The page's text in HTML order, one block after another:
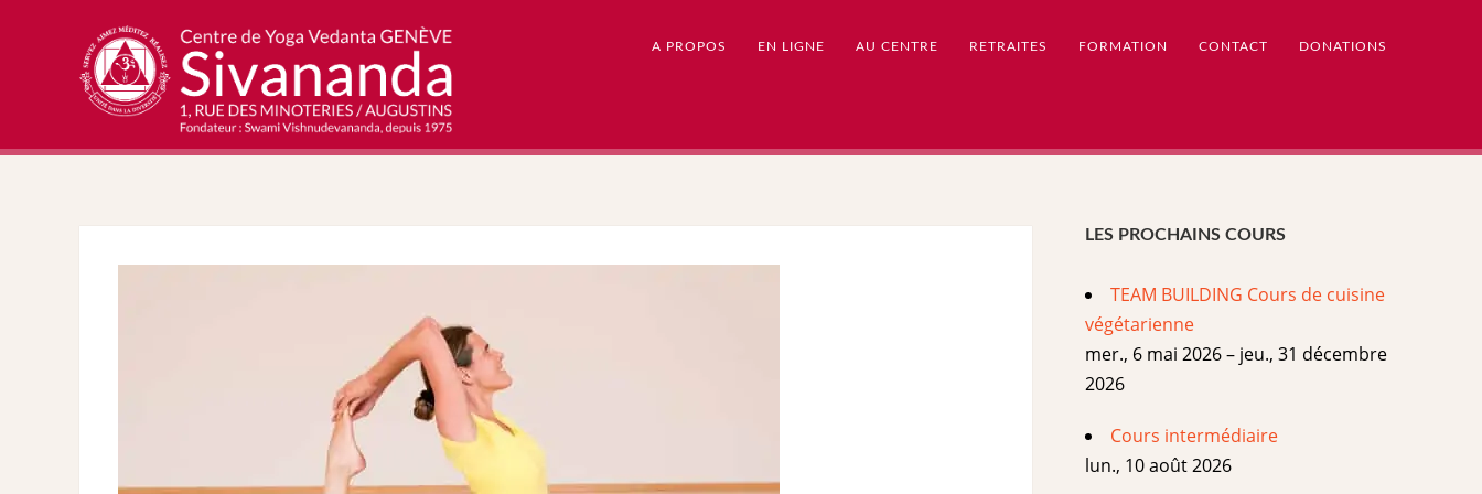
A PROPOS EN LIGNE AU CENTRE RETRAITES FORMATION CONTACT DONATIONS
LES PROCHAINS COURS
TEAM BUILDING Cours de cuisine
végétarienne
mer., 6 mai 2026 – jeu., 31 décembre
2026
Cours intermédiaire
lun., 10 août 2026